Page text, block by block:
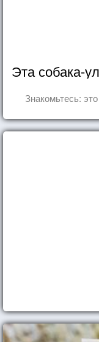
Эта собака-
Знакомьтесь: